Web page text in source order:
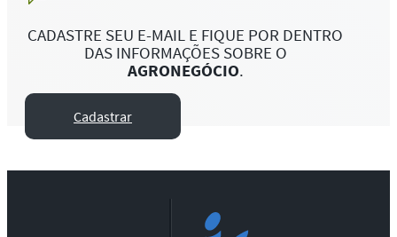
CADASTRE SEU E-MAIL E FIQUE POR DENTRO
DAS INFORMAÇÕES SOBRE O
AGRONEGÓCIO.
Cadastrar